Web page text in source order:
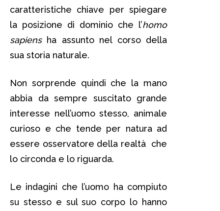
caratteristiche chiave per spiegare
la posizione di dominio che l’homo
sapiensha assunto nel corso della
sua storia naturale.
Non sorprende quindi che la mano
abbia da sempre suscitato grande
interesse nell’uomo stesso, animale
curioso e che tende per natura ad
essere osservatore della realtà che
lo circonda e lo riguarda.
Le indagini che l’uomo ha compiuto
su stesso e sul suo corpo lo hanno